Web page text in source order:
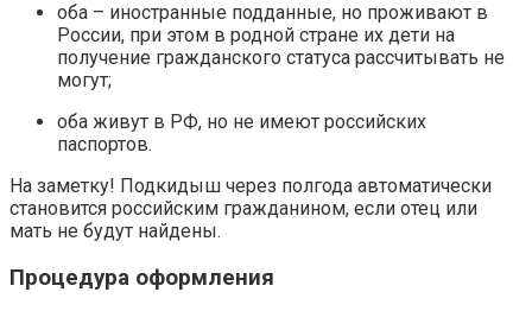
оба – иностранные подданные, но проживают в
России, при этом в родной стране их дети на
получение гражданского статуса рассчитывать не
могут;
оба живут в РФ, но не имеют российских
паспортов.
На заметку! Подкидыш через полгода автоматически
становится российским гражданином, если отец или
мать не будут найдены.
Процедура оформления